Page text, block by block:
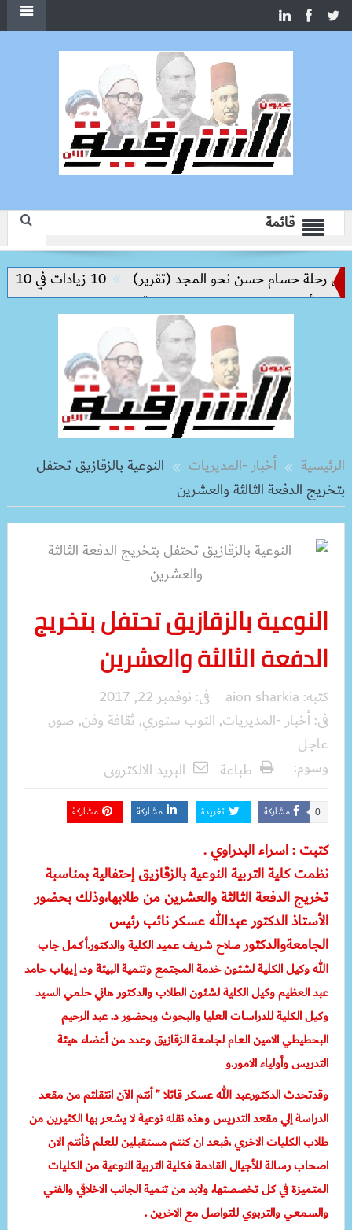
قائمة
رحلة حسام حسن نحو المجد (تقرير)
10 زيادات في 10 سنوات.. هل حان الوقت لرفع دعم البنزين نهائيا؟
النادرة لتعظيم العوائد الاقتصادية
الرئيسية أخبار -المديريات
النوعية بالزقازيق تحتفل
بتخريج الدفعة الثالثة والعشرين
النوعية بالزقازيق تحتفل بتخريج
الدفعة الثالثة والعشرين
كتبه: aion sharkia فى: نوفمبر 22, 2017
فى:أخبار -المديريات, التوب ستوري, ثقافة وفن, صور,
عاجل
وسوم:
طباعة البريد الالكترونى
مشاركة 0 تغريدة مشاركة مشاركة
كتبت : اسراء البدراوي .
نظمت كلية التربية النوعية بالزقازيق إحتفالية بمناسبة
تخريج الدفعة الثالثة والعشرين من طلابها،وذلك بحضور
الأستاذ الدكتور عبدالله عسكر نائب رئيس
الجامعةوالدكتورصلاح شريف عميد الكلية والدكتور.أكمل جاب
الله وكيل الكلية لشئون خدمة المجتمع وتنمية البيئة ود. إيهاب حامد
عبد العظيم وكيل الكلية لشئون الطلاب والدكتور هاني حلمي السيد
وكيل الكلية للدراسات العليا والبحوث وبحضور د. عبد الرحيم
البحطيطي الامين العام لجامعة الزقازيق وعدد من أعضاء هيئة
التدريس وأولياء الامور.و
وقدتحدث الدكتورعبد الله عسكر قائلا ” أنتم الآن انتقلتم من مقعد
الدراسة إلي مقعد التدريس وهذه نقله نوعية لا يشعر بها الكثيرين من
طلاب الكليات الاخري ،فبعد ان كنتم مستقبلين للعلم فأنتم الان
اصحاب رسالة للأجيال القادمة فكلية التربية النوعية من الكليات
المتميزة في كل تخصصتها، ولابد من تنمية الجانب الاخلاقي والفني
والسمعي والتربوي للتواصل مع الاخرين .